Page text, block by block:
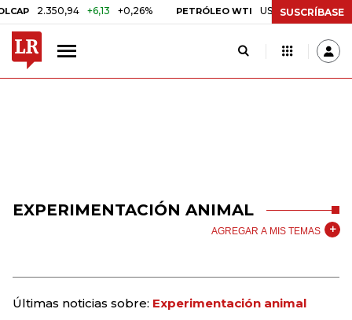
2.350,94 +6,13 +0,26% PETRÓLEO WTI US$ 78,01 US$ 2,92
SUSCRÍBASE
EXPERIMENTACIÓN ANIMAL
AGREGAR A MIS TEMAS
Últimas noticias sobre: Experimentación animal